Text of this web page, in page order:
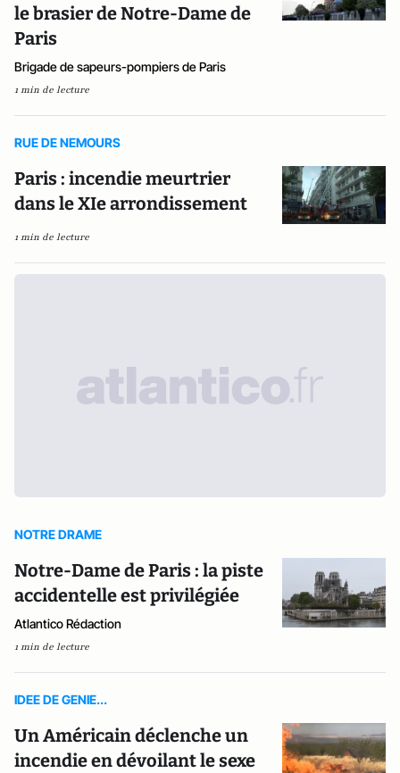
le brasier de Notre-Dame de
Paris
Brigade de sapeurs-pompiers de Paris
1 min de lecture
RUE DE NEMOURS
Paris : incendie meurtrier
dans le XIe arrondissement
1 min de lecture
NOTRE DRAME
Notre-Dame de Paris : la piste
accidentelle est privilégiée
Atlantico Rédaction
1 min de lecture
IDEE DE GENIE...
Un Américain déclenche un
incendie en dévoilant le sexe